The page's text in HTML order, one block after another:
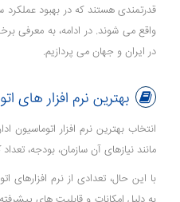
قدرتمندی هستند که در بهبود عملکرد
واقع می شوند. در ادامه، به معرفی
در ایران و جهان می‌ پردازیم.
بهترین نرم افزار های
انتخاب بهترین نرم افزار اتوماسیون
مانند نیازهای آن سازمان، بودجه،
با این حال، تعدادی از نرم افزارهای